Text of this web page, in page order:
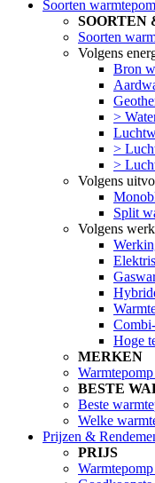
Soorten
SOORTEN
Soorten
Volgens
Bron
>
>
>
Volgens
Split
Volgens
Hoge
MERKEN
BESTE
Beste
Welke
Prijzen &
PRIJS